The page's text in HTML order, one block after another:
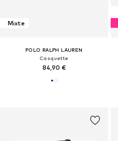
Mixte
POLO RALPH LAUREN
Casquette
84,90 €